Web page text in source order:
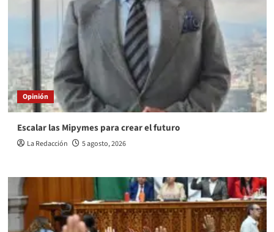
Opinión
Escalar las Mipymes para crear el futuro
La Redacción 5 agosto, 2026